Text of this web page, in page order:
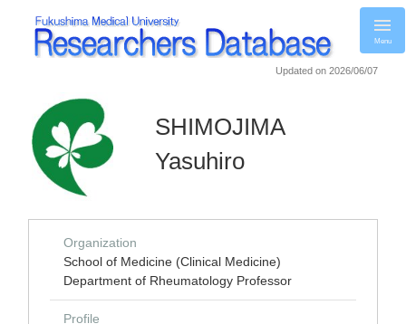
Menu
Updated on 2026/06/07
SHIMOJIMA
Yasuhiro
Organization
School of Medicine (Clinical Medicine)
Department of Rheumatology Professor
Profile